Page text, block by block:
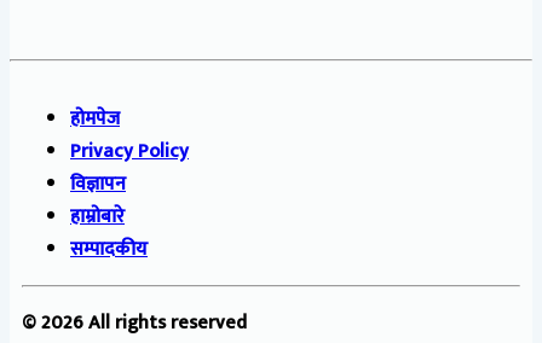
होमपेज
Privacy Policy
विज्ञापन
हाम्रोबारे
सम्पादकीय
© 2026 All rights reserved